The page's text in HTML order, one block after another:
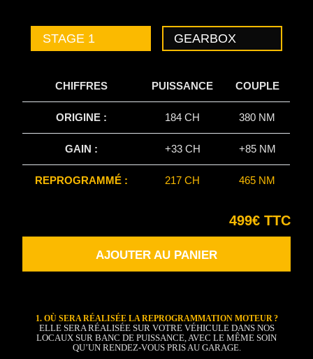
STAGE 1 GEARBOX
CHIFFRES PUISSANCE COUPLE
ORIGINE : 184 CH 380 NM
GAIN : +33 CH +85 NM
REPROGRAMMÉ : 217 CH 465 NM
499€ TTC
AJOUTER AU PANIER
1. OÙ SERA RÉALISÉE LA REPROGRAMMATION MOTEUR ?
ELLE SERA RÉALISÉE SUR VOTRE VÉHICULE DANS NOS
LOCAUX SUR BANC DE PUISSANCE, AVEC LE MÊME SOIN
QU’UN RENDEZ-VOUS PRIS AU GARAGE.